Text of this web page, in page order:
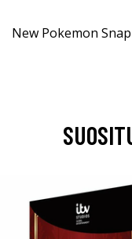
New Pokemon Snap